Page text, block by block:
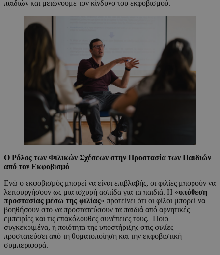
παιδιών και μειώνουμε τον κίνδυνο του εκφοβισμού.
Ο Ρόλος των Φιλικών Σχέσεων στην Προστασία των Παιδιών
από τον Εκφοβισμό
Ενώ ο εκφοβισμός μπορεί να είναι επιβλαβής, οι φιλίες μπορούν να
λειτουργήσουν ως μια ισχυρή ασπίδα για τα παιδιά. Η «υπόθεση
προστασίας μέσω της φιλίας» προτείνει ότι οι φίλοι μπορεί να
βοηθήσουν στο να προστατεύσουν τα παιδιά από αρνητικές
εμπειρίες και τις επακόλουθες συνέπειες τους. Ποιο
συγκεκριμένα, η ποιότητα της υποστήριξης στις φιλίες
προστατεύσει από τη θυματοποίηση και την εκφοβιστική
συμπεριφορά.